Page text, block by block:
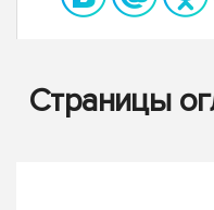
Страницы